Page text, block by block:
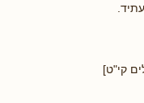
קי"ט]